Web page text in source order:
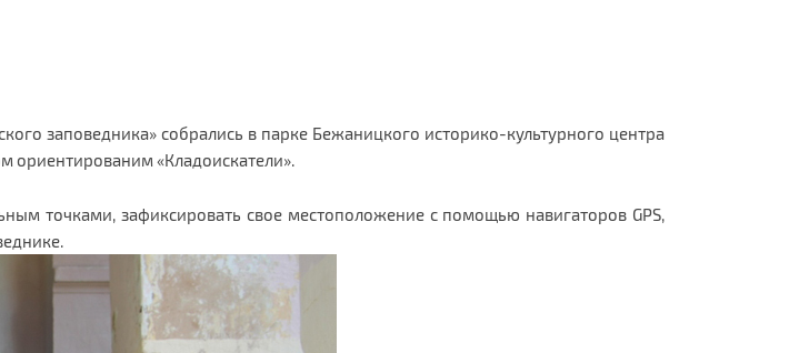
заповедника» собрались в парке Бежаницкого историко-культурного центра
ориентированим «Кладоискатели».
точками, зафиксировать свое местоположение с помощью навигаторов GPS,